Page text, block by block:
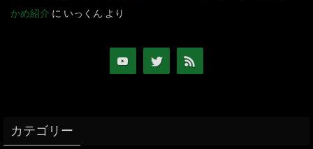
かめ紹介 に いっくん より
カテゴリー